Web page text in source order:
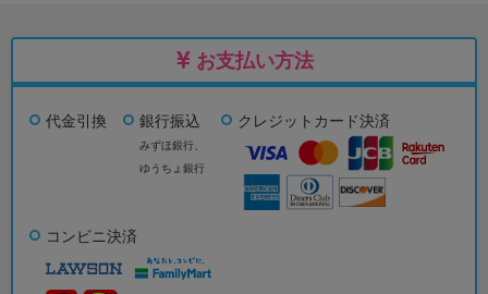
お支払い方法
代金引換 銀行振込
みずほ銀行、
ゆうちょ銀行
クレジットカード決済
コンビニ決済